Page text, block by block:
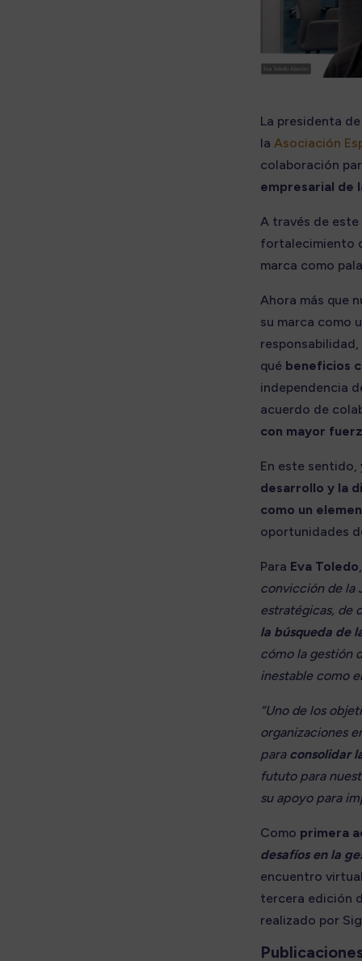
La presidenta de
la Asociación
colaboración
empresarial de
A través de
fortalecimiento
marca como
Ahora más que
su marca como
qué beneficios
independencia
acuerdo de
con mayor
En este sentido,
desarrollo y la
como un
oportunidades
Para Eva Toledo
convicción de la
estratégicas, de
la búsqueda de
cómo la gestión
inestable como
“Uno de los
organizaciones
para consolidar
fututo para
su apoyo para
Como primera
desafíos en la
encuentro
tercera edición
realizado por